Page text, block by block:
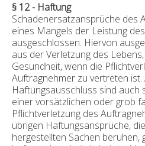
§ 12 - Haftung
Schadenersatzansprüche des
eines Mangels der Leistung
ausgeschlossen. Hiervon
aus der Verletzung des
Gesundheit, wenn die
Auftragnehmer zu vertreten
Haftungsausschluss sind auch
einer vorsätzlichen oder grob
Pflichtverletzung des
übrigen Haftungsansprüche,
hergestellten Sachen beruhen,